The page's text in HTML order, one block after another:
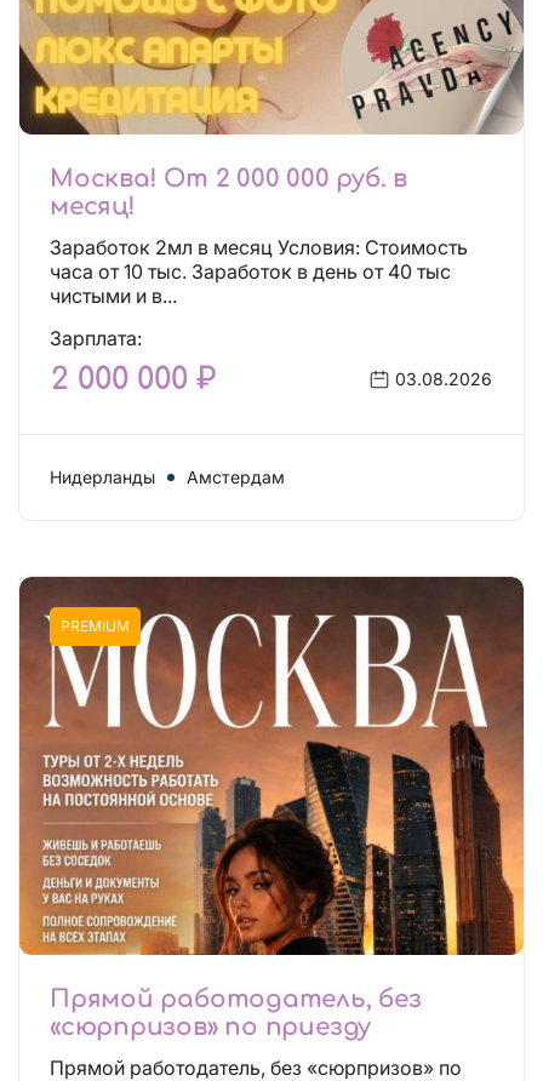
Москва! От 2 000 000 руб. в
месяц!
Заработок 2мл в месяц Условия: Стоимость
часа от 10 тыс. Заработок в день от 40 тыс
чистыми и в...
Зарплата:
2 000 000 ₽ 03.08.2026
Нидерланды Амстердам
PREMIUM
Прямой работодатель, без
«сюрпризов» по приезду
Прямой работодатель, без «сюрпризов» по